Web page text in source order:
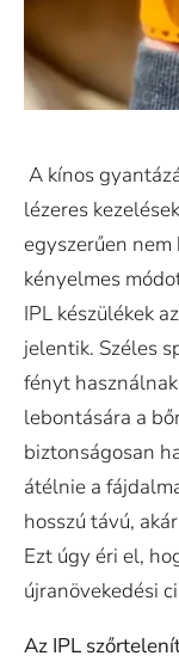
A kínos
lézeres
egyszerűen
kényelmes
IPL készülékek
jelentik. Széles
fényt
lebontására a
biztonságosan
átélnie a
hosszú távú,
Ezt úgy éri el,
újranövekedési
Az IPL